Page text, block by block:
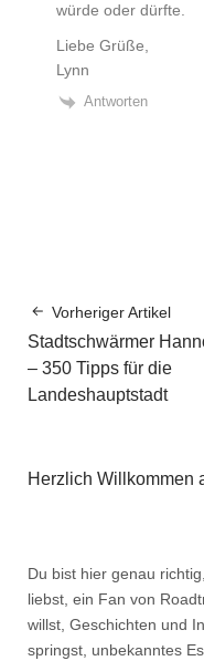
würde oder dürfte.
Liebe Grüße,
Lynn
Antworten
Vorheriger Artikel
Stadtschwärmer
– 350 Tipps für die
Landeshauptstadt
Herzlich Willkommen
Du bist hier genau
liebst, ein Fan von
willst, Geschichten und
springst, unbekanntes